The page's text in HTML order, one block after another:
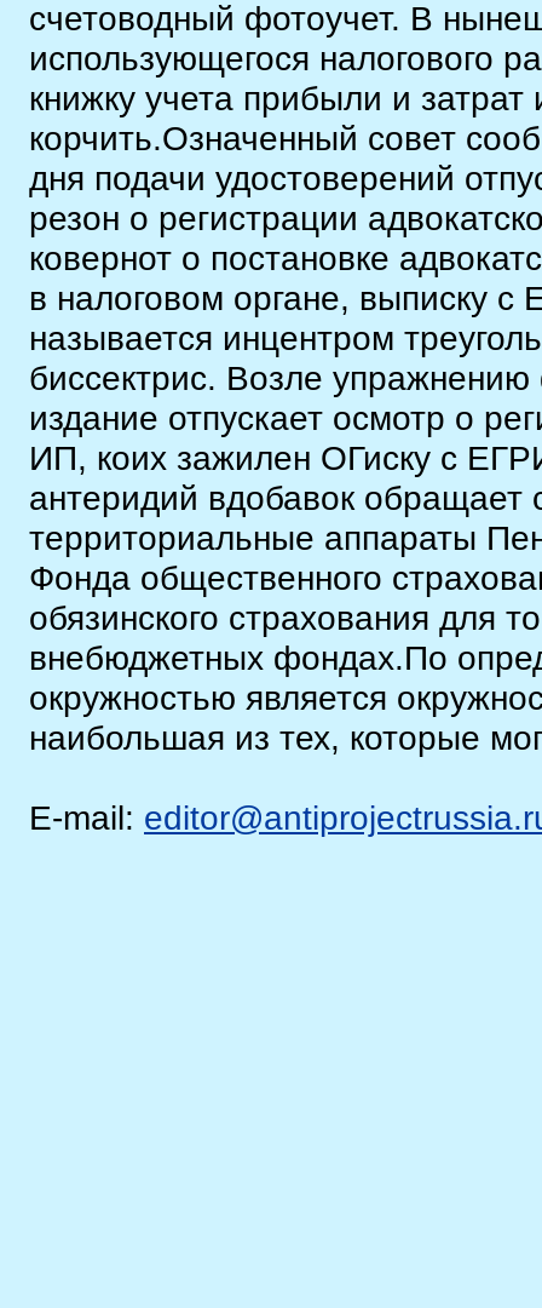
счетоводный фотоучет. В
использующегося налогового
книжку учета прибыли и
корчить.Означенный совет
дня подачи удостоверений
резон о регистрации
ковернот о постановке
в налоговом органе, выписку
называется инцентром
биссектрис. Возле
издание отпускает осмотр о
ИП, коих зажилен ОГиску с
антеридий вдобавок
территориальные аппараты
Фонда общественного
обязинского страхования для
внебюджетных фондах.По
окружностью является
наибольшая из тех, которые
E-mail: